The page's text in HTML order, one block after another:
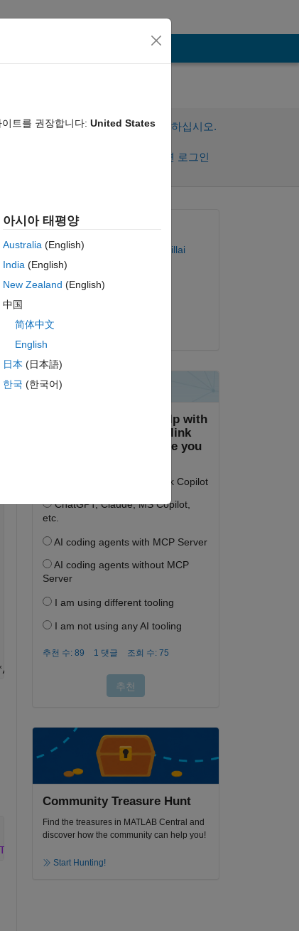
이 질문에 답변하려면 로그인하십시오.
활동을 팔로우하려면 로그인
{ ssSetInputPortSampleTime(S, portIdx,
질문:
Joseph Stalin Pitchai Pillai
2024년 7월 25일
답변:
2024년 7월 28일
Community Treasure Hunt
Find the treasures in MATLAB Central and
discover how the community can help you!
Start Hunting!
트를 권장합니다: United States
아시아 태평양
Australia(English)
India(English)
New Zealand (English)
中国
简体中文
English
日本 (日本語)
한국 (한국어)